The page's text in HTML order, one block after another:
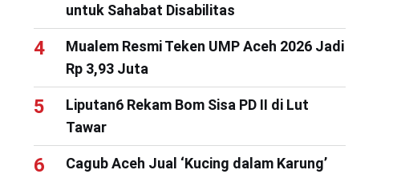
untuk Sahabat Disabilitas
Mualem Resmi Teken UMP Aceh 2026 Jadi
Rp 3,93 Juta
Liputan6 Rekam Bom Sisa PD II di Lut
Tawar
Cagub Aceh Jual ‘Kucing dalam Karung’